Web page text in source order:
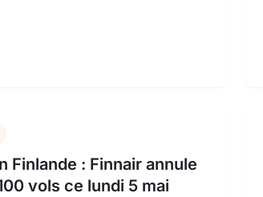
Finlande : Finnair annule
vols ce lundi 5 mai